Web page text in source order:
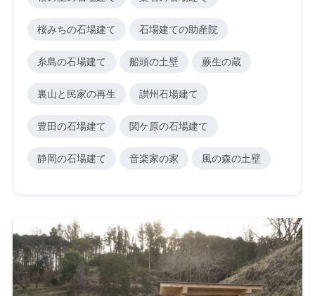
桜みちの石場建て 石場建ての助産院
糸島の石場建て 船頭の土壁 蕨生の蔵
裏山と民家の再生 讃州石場建て
豊田の石場建て 関ケ原の石場建て
静岡の石場建て 音楽家の家 風の森の土壁